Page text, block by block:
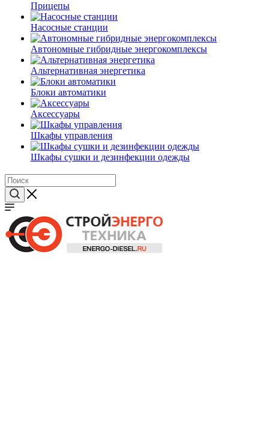
Прицепы
Насосные станции
Автономные гибридные энергокомплексы
Альтернативная энергетика
Блоки автоматики
Аксессуары
Шкафы управления
Шкафы сушки и дезинфекции одежды